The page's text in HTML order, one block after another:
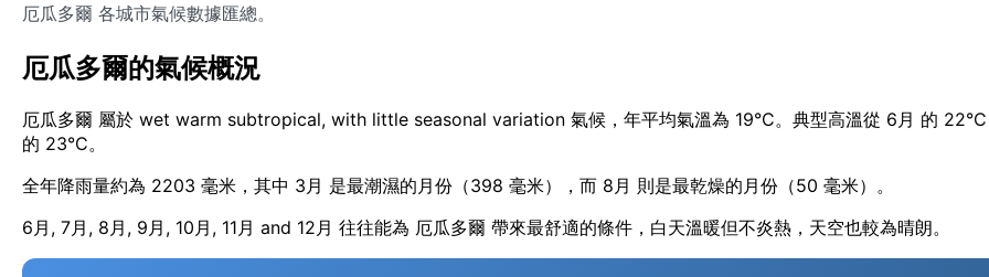
厄瓜多爾 各城市氣候數據匯總。
厄瓜多爾的氣候概況
厄瓜多爾 屬於 wet warm subtropical, with little seasonal variation 氣候，年平均氣溫為 19°C。典型高溫從 6月 的 22°C
的 23°C。
全年降雨量約為 2203 毫米，其中 3月 是最潮濕的月份（398 毫米），而 8月 則是最乾燥的月份（50 毫米）。
6月, 7月, 8月, 9月, 10月, 11月 and 12月 往往能為 厄瓜多爾 帶來最舒適的條件，白天溫暖但不炎熱，天空也較為晴朗。